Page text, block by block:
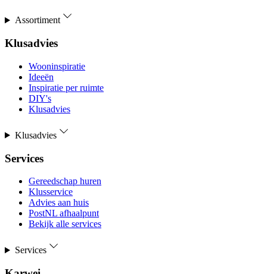
Assortiment
Klusadvies
Wooninspiratie
Ideeën
Inspiratie per ruimte
DIY's
Klusadvies
Klusadvies
Services
Gereedschap huren
Klusservice
Advies aan huis
PostNL afhaalpunt
Bekijk alle services
Services